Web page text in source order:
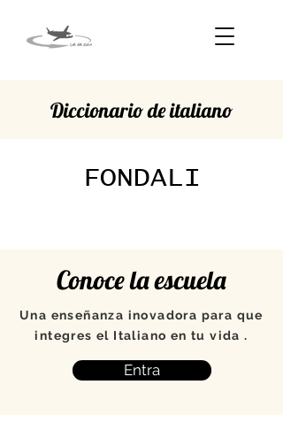
Diccionario de italiano
FONDALI
Conoce la escuela
Una enseñanza inovadora para que
integres el Italiano en tu vida .
Entra